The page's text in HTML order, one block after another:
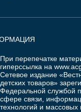
При перепечатке
гиперссылка на
Сетевое издание
детских товаров»
Федеральной службой
сфере связи,
технологий и массовых